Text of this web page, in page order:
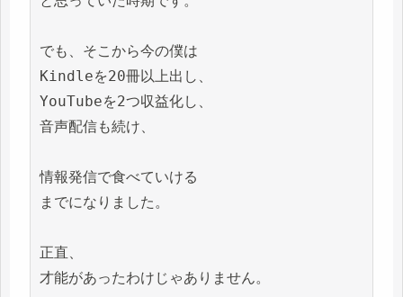
でも、そこから今の僕は
Kindleを20冊以上出し、
YouTubeを2つ収益化し、
音声配信も続け、
情報発信で食べていける
までになりました。
正直、
才能があったわけじゃありません。